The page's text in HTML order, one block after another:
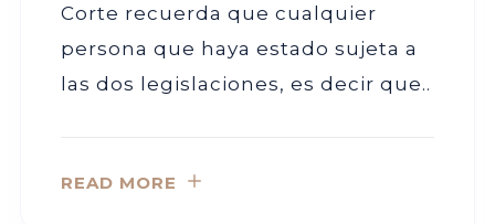
Corte recuerda que cualquier
persona que haya estado sujeta a
las dos legislaciones, es decir que..
READ MORE